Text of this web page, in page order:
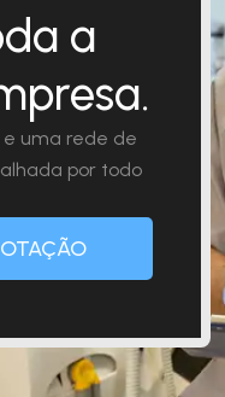
a
uma rede de
por todo